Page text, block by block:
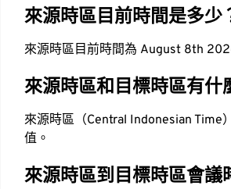
來源時區目前時間是多少
來源時區目前時間為 August 8th
來源時區和目標時區有什
來源時區（Central Indonesian Time
值。
來源時區到目標時區會議